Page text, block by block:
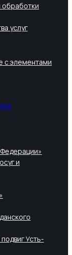
обработки
услуг
с элементами
и
Усть-